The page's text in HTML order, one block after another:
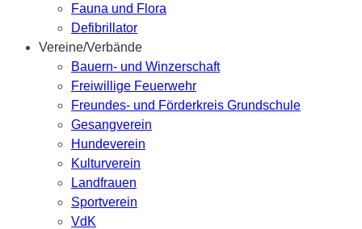
Fauna und Flora
Defibrillator
Vereine/Verbände
Bauern- und Winzerschaft
Freiwillige Feuerwehr
Freundes- und Förderkreis Grundschule
Gesangverein
Hundeverein
Kulturverein
Landfrauen
Sportverein
VdK